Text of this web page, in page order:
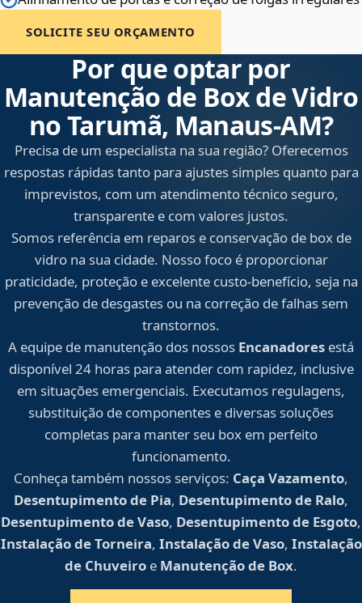
SOLICITE SEU ORÇAMENTO
Por que optar por
Manutenção de Box de Vidro
no Tarumã, Manaus‑AM?
Precisa de um especialista na sua região? Oferecemos
respostas rápidas tanto para ajustes simples quanto para
imprevistos, com um atendimento técnico seguro,
transparente e com valores justos.
Somos referência em reparos e conservação de box de
vidro na sua cidade. Nosso foco é proporcionar
praticidade, proteção e excelente custo-benefício, seja na
prevenção de desgastes ou na correção de falhas sem
transtornos.
A equipe de manutenção dos nossos Encanadores está
disponível 24 horas para atender com rapidez, inclusive
em situações emergenciais. Executamos regulagens,
substituição de componentes e diversas soluções
completas para manter seu box em perfeito
funcionamento.
Conheça também nossos serviços: Caça Vazamento,
Desentupimento de Pia, Desentupimento de Ralo,
Desentupimento de Vaso, Desentupimento de Esgoto,
Instalação de Torneira, Instalação de Vaso, Instalação
de Chuveiro e Manutenção de Box.